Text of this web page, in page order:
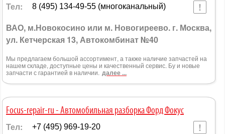
Тел: 8 (495) 134-49-55 (многоканальный)
ВАО, м.Новокосино или м. Новогиреево. г. Москва,
ул. Кетчерская 13, Автокомбинат №40
Мы предлагаем большой ассортимент, а также наличие запчастей на
нашем складе, доступные цены и качественный сервис. Бу и новые
запчасти с гарантией в наличии. далее ...
Focus-repair-ru - Автомобильная разборка Форд Фокус
Тел: +7 (495) 969-19-20